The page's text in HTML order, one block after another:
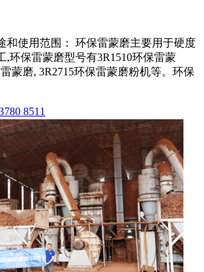
和使用范围： 环保雷蒙磨主要用于硬度
,环保雷蒙磨型号有3R1510环保雷蒙
蒙磨, 3R2715环保雷蒙磨粉机等。环保
8511